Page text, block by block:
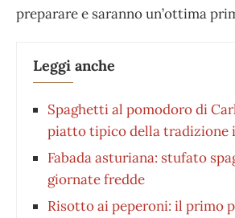
preparare e saranno un’ottima
Leggi anche
Spaghetti al pomodoro di
piatto tipico della tradizione
Fabada asturiana: stufato
giornate fredde
Risotto ai peperoni: il primo